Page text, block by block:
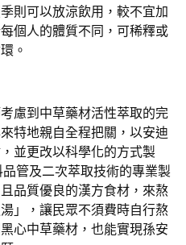
則可以放涼飲用，較不宜加
個人的體質不同，可稀釋或
。
慮到中草藥材活性萃取的完
特地親自全程把關，以安迪
並更改以科學化的方式製
管及二次萃取技術的專業製
品質優良的漢方食材，來熬
」，讓民眾不須費時自行熬
心中草藥材，也能實現孫安